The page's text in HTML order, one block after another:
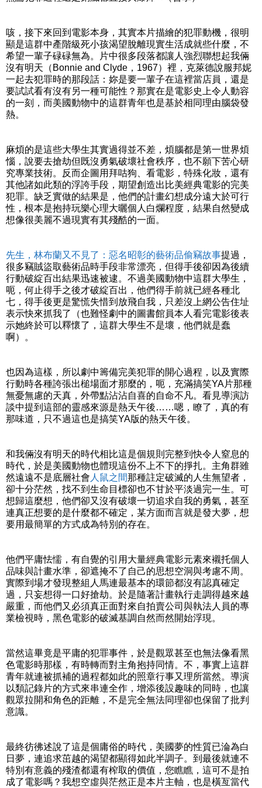
咳，接下來回到電影本身，其實本片描繪的犯罪動機，很明
顯是這群中產階級死小孩渴望脫離現實生活成就些什麼，不
希望一輩子碌碌無為。片中很多段落都讓人強烈聯想起我倆
沒有明天（Bonnie and Clyde，1967）裡，克萊德說服邦妮
一起去犯罪時的那段話：妳是要一輩子在這裡當店員，還是
要試試看有沒有另一種可能性？那實在是電影史上令人動容
的一刻，而美國動物中的這群青年也是基於相同理由腦袋發
熱。
麻煩的是這些大學生其實過得並不差，煩腦都是第一世界煩
惱，說要去搶劫但既沒勇氣破壞社會秩序，也不願下苦心研
究專業技術。反而企圖用拜咕狗、看電影，特殊化妝，還有
其他諸如此類的浮誇手段，期望創造出比美經典電影的完美
犯罪。缺乏實做的結果是，他們的計畫幻想成分遠大於可行
性，根本是抱持玩樂心理大曬個人白爛程度，結果自然變成
想像很美麗不過現實有其殘酷的一面。
先生，林布蘭又不見了：惡名昭彰的藝術品偷竊故事提過，
很多竊賊盜取藝術品時手段非常漂亮，但得手後卻因為後續
行動破綻百出結果迅速被逮。不過美國動物中這群大學生，
呃，何止得手之後才破綻百出，他們得手前就已經各種北
七，得手後更是驚慌失惜到放飛自我，只差沒上網公告住址
表示快來抓我了（也難怪劇中的圖書館員本人看完電影後表
示她終於可以釋懷了，這群大學生不是壞，他們就是蠢
啊）。
也因為這樣，所以劇中籌備完美犯罪的開心過程，以及實際
行動時各種誇張出槌場面才那麼的，呃，充滿搞笑YA片那種
無憂無慮的天真，外帶點沾沾自喜的自命不凡。看見導演訪
談中提到這部的靈感來源是熱天午後……嗯，瞭了，真的有
那味道，只不過這也是搞笑YA版的熱天午後。
和我倆沒有明天的時代相比這是個規則完整到快令人窒息的
時代，於是美國動物也體現這份不上不下的掙扎。主角群雖
然遠遠不是底層社會 人鼠之間那種註定破滅的人生無望者，
卻十分茫然，找不到生命目標卻也不甘於平淡過完一生。可
想歸這麼想，他們卻又沒有破壞一切追求自我的勇氣，甚至
連真正想要的是什麼都不確定，某方面而言就是發大夢，想
要用最簡單的方式成為特別的存在。
他們平庸怯懦，有自覺的引用大量經典電影元素來襯托個人
品味與計畫水準，卻遮掩不了自己的思想空洞與考慮不周。
實際到場才發現整組人馬連最基本的環節都沒有認真確定
過，只妄想得一口好搶劫。於是隨著計畫執行走調得越來越
嚴重，而他們又必須真正面對來自拍賣公司與執法人員的專
業檢視時，黑色電影的破滅基調自然而然開始浮現。
當然這畢竟是平庸的犯罪事件，於是觀眾甚至也無法像看黑
色電影時那樣，有時轉而對主角抱持同情。不，事實上這群
青年就連被抓補的過程都如此的照章行事又理所當然。導演
以類記錄片的方式來串連全作，增添後設趣味的同時，也讓
觀眾拉開和角色的距離，不是完全無法同理卻也保留了批判
意識。
最終彷彿述說了這是個庸俗的時代，美國夢的性質已淪為白
日夢，連追求茁越的渴望都顯得如此半調子。到最後就連不
特別有意義的殘渣都還有榨取的價值，您瞧瞧，這可不是拍
成了電影嗎？我想空虛與茫然正是本片主軸，也是橫亙當代